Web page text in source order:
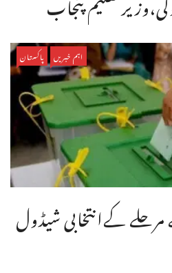
اہم خبریں پاکستان
مرحلے کےانتخابی شیڈول